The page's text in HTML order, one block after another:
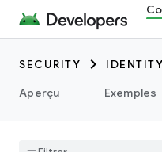
SECURITY
IDENTITY
Aperçu
Exemples